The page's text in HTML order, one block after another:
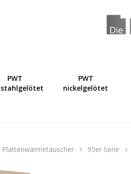
PWT
PWT
nickelgelötet
95er Serie